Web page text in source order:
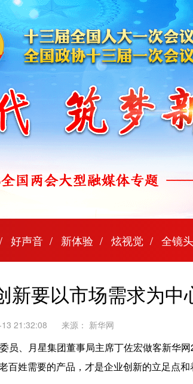
好声音 新体验 炫视觉 全镜头
新要以市场需求为中
21:32:08 来源： 新华网
、月星集团董事局主席丁佐宏做客新华网
姓需要的产品，才是企业创新的立足点和